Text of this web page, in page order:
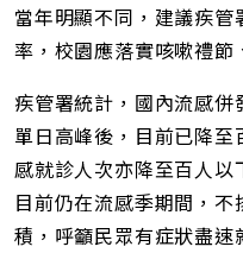
當年明顯不同，建議疾
率，校園應落實咳嗽禮節
疾管署統計，國內流感
單日高峰後，目前已降
感就診人次亦降至百人
目前仍在流感季期間，
積，呼籲民眾有症狀盡速